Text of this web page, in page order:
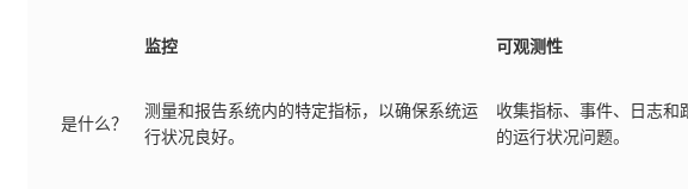
监控 可观测性
是什么？
测量和报告系统内的特定指标，以确保系统运
行状况良好。
收集指标、事件、日志和
的运行状况问题。